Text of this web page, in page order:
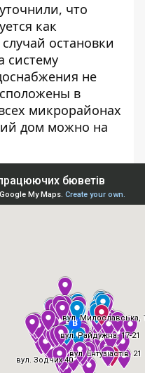
что
как
остановки
систему
не
в
микрорайонах
дом можно на